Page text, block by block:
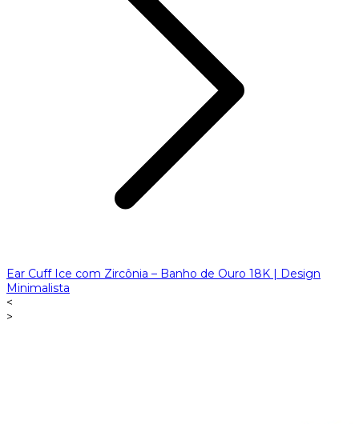
Ear Cuff Ice com Zircônia – Banho de Ouro 18K | Design
Minimalista
<
>